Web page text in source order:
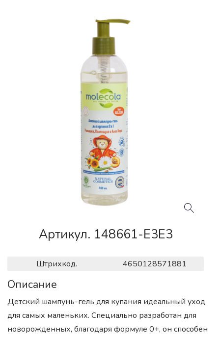
Артикул. 148661-E3E3
Штрихкод. 4650128571881
Описание
Детский шампунь-гель для купания идеальный уход
для самых маленьких. Специально разработан для
новорожденных, благодаря формуле 0+, он способен